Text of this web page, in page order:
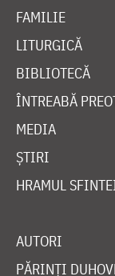
FAMILIE
LITURGICĂ
BIBLIOTECĂ
ÎNTREABĂ
MEDIA
ȘTIRI
HRAMUL
AUTORI
PĂRINȚI